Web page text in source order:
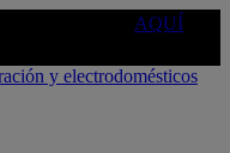
AQUÍ